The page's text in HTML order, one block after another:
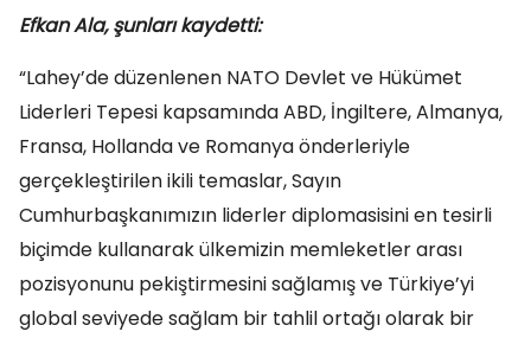
Efkan Ala, şunları kaydetti:
“Lahey’de düzenlenen NATO Devlet ve Hükümet
Liderleri Tepesi kapsamında ABD, İngiltere, Almanya,
Fransa, Hollanda ve Romanya önderleriyle
gerçekleştirilen ikili temaslar, Sayın
Cumhurbaşkanımızın liderler diplomasisini en tesirli
biçimde kullanarak ülkemizin memleketler arası
pozisyonunu pekiştirmesini sağlamış ve Türkiye’yi
global seviyede sağlam bir tahlil ortağı olarak bir